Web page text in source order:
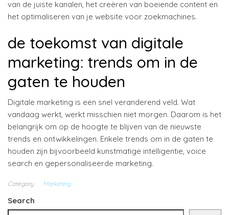
van de juiste kanalen, het creëren van boeiende content en
het optimaliseren van je website voor zoekmachines.
de toekomst van digitale
marketing: trends om in de
gaten te houden
Digitale marketing is een snel veranderend veld. Wat
vandaag werkt, werkt misschien niet morgen. Daarom is het
belangrijk om op de hoogte te blijven van de nieuwste
trends en ontwikkelingen. Enkele trends om in de gaten te
houden zijn bijvoorbeeld kunstmatige intelligentie, voice
search en gepersonaliseerde marketing.
Category Marketing
Search